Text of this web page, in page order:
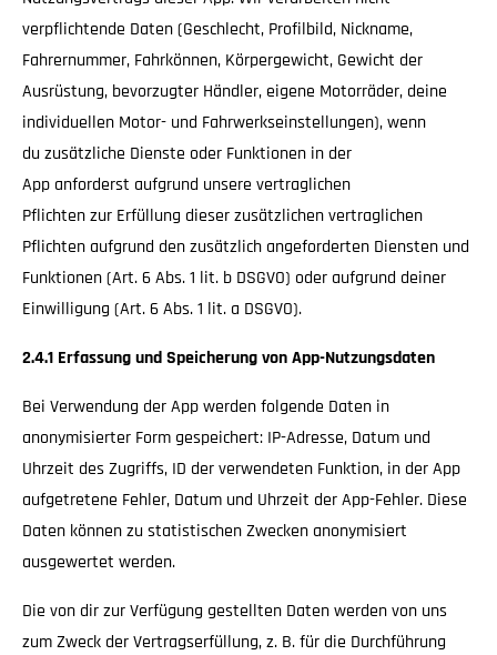
verpflichtende Daten (Geschlecht, Profilbild, Nickname,
Fahrernummer, Fahrkönnen, Körpergewicht, Gewicht der
Ausrüstung, bevorzugter Händler, eigene Motorräder, deine
individuellen Motor- und Fahrwerkseinstellungen), wenn
du zusätzliche Dienste oder Funktionen in der
App anforderst aufgrund unsere vertraglichen
Pflichten zur Erfüllung dieser zusätzlichen vertraglichen
Pflichten aufgrund den zusätzlich angeforderten Diensten und
Funktionen (Art. 6 Abs. 1 lit. b DSGVO) oder aufgrund deiner
Einwilligung (Art. 6 Abs. 1 lit. a DSGVO).
2.4.1 Erfassung und Speicherung von App-Nutzungsdaten
Bei Verwendung der App werden folgende Daten in
anonymisierter Form gespeichert: IP-Adresse, Datum und
Uhrzeit des Zugriffs, ID der verwendeten Funktion, in der App
aufgetretene Fehler, Datum und Uhrzeit der App-Fehler. Diese
Daten können zu statistischen Zwecken anonymisiert
ausgewertet werden.
Die von dir zur Verfügung gestellten Daten werden von uns
zum Zweck der Vertragserfüllung, z. B. für die Durchführung